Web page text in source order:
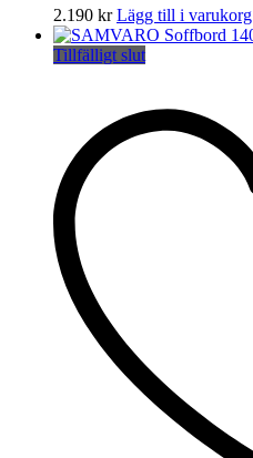
2.190 kr Lägg till i varukorg
Tillfälligt slut